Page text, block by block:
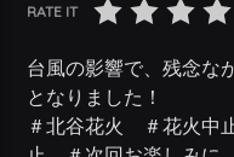
RATE IT
台風の影響で、残念な
となりました！
＃北谷花火 ＃花火中